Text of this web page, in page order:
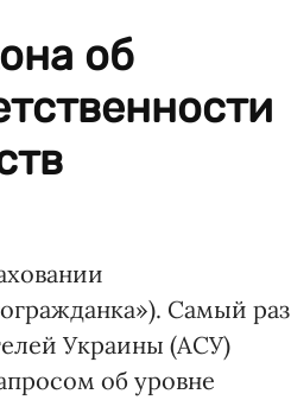
об
Самый раз
Украины (АСУ)
об уровне